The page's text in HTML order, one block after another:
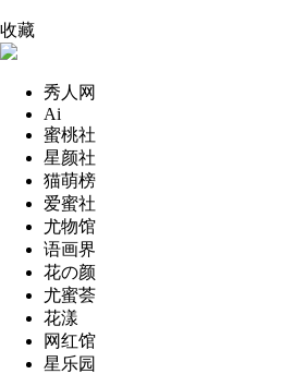
收藏
秀人网
Ai
蜜桃社
星颜社
猫萌榜
爱蜜社
尤物馆
语画界
花の颜
尤蜜荟
花漾
网红馆
星乐园